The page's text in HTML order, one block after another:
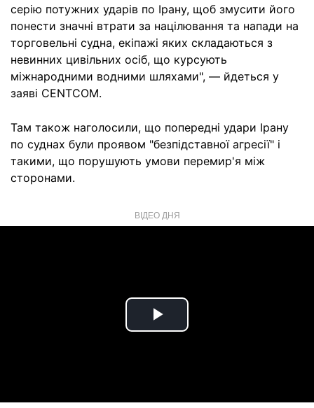
серію потужних ударів по Ірану, щоб змусити його
понести значні втрати за націлювання та напади на
торговельні судна, екіпажі яких складаються з
невинних цивільних осіб, що курсують
міжнародними водними шляхами", — йдеться у
заяві CENTCOM.
Там також наголосили, що попередні удари Ірану
по суднах були проявом "безпідставної агресії" і
такими, що порушують умови перемир'я між
сторонами.
ВІДЕО ДНЯ
Play